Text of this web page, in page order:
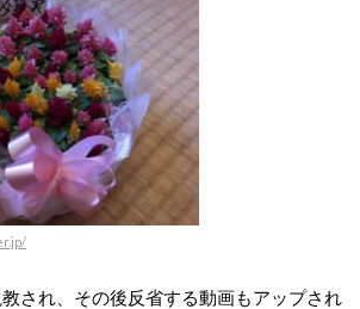
され、その後反省する動画もアップされ